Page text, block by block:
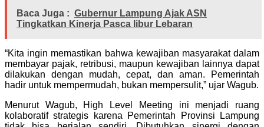
Baca Juga : Gubernur Lampung Ajak ASN
Tingkatkan Kinerja Pasca libur Lebaran
“Kita ingin memastikan bahwa kewajiban masyarakat dalam
membayar pajak, retribusi, maupun kewajiban lainnya dapat
dilakukan dengan mudah, cepat, dan aman. Pemerintah
hadir untuk mempermudah, bukan mempersulit,” ujar Wagub.
Menurut Wagub, High Level Meeting ini menjadi ruang
kolaboratif strategis karena Pemerintah Provinsi Lampung